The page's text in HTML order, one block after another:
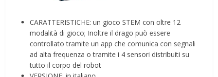
CARATTERISTICHE: un gioco STEM con oltre 12
modalità di gioco; Inoltre il drago può essere
controllato tramite un app che comunica con segnali
ad alta frequenza o tramite i 4 sensori distribuiti su
tutto il corpo del robot